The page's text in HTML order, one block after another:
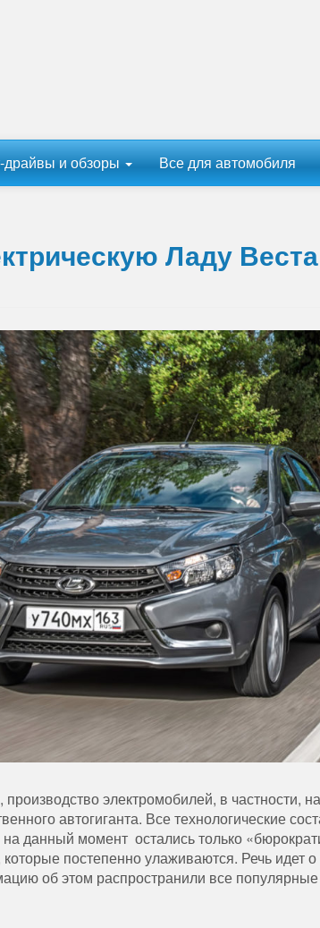
драйвы и обзоры Все для автомобиля
Ладу
электромобилей, в частности,
автогиганта. Все технологические
данный момент остались только
которые постепенно улаживаются. Речь идет
об этом распространили все